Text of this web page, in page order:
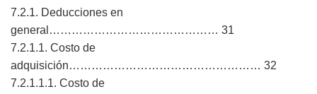
7.2.1. Deducciones en
general……………………………………… 31
7.2.1.1. Costo de
adquisición…………………………………………… 32
7.2.1.1.1. Costo de